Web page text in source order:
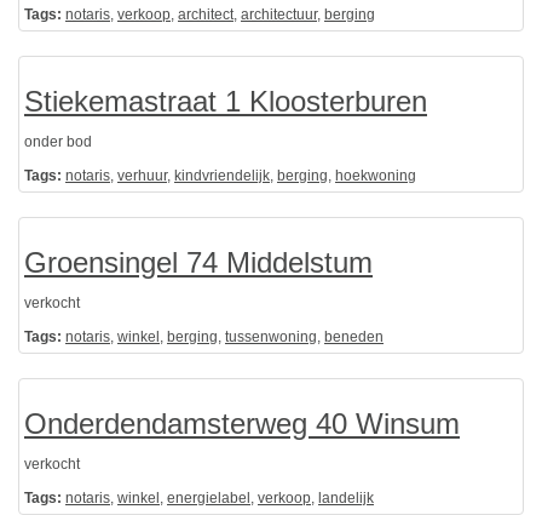
Tags: notaris, verkoop, architect, architectuur, berging
Stiekemastraat 1 Kloosterburen
onder bod
Tags: notaris, verhuur, kindvriendelijk, berging, hoekwoning
Groensingel 74 Middelstum
verkocht
Tags: notaris, winkel , berging, tussenwoning, beneden
Onderdendamsterweg 40 Winsum
verkocht
Tags: notaris, winkel , energielabel , verkoop, landelijk